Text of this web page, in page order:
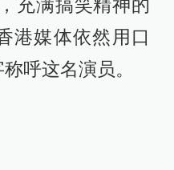
满搞笑精神的
港媒体依然用口
呼这名演员。